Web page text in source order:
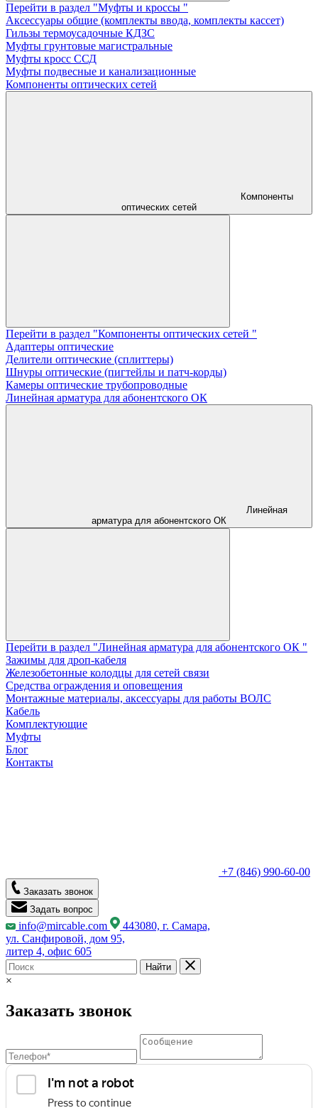
Перейти в раздел "Муфты и кроссы "
Аксессуары общие (комплекты ввода, комплекты кассет)
Гильзы термоусадочные КДЗС
Муфты грунтовые магистральные
Муфты кросс ССД
Муфты подвесные и канализационные
Компоненты оптических сетей
Компоненты
оптических сетей
Перейти в раздел "Компоненты оптических сетей "
Адаптеры оптические
Делители оптические (сплиттеры)
Шнуры оптические (пигтейлы и патч-корды)
Камеры оптические трубопроводные
Линейная арматура для абонентского ОК
Линейная
арматура для абонентского ОК
Перейти в раздел "Линейная арматура для абонентского ОК "
Зажимы для дроп-кабеля
Железобетонные колодцы для сетей связи
Средства ограждения и оповещения
Монтажные материалы, аксессуары для работы ВОЛС
Кабель
Комплектующие
Муфты
Блог
Контакты
+7 (846) 990-60-00
Заказать звонок
Задать вопрос
info@mircable.com
443080, г. Самара,
ул. Санфировой, дом 95,
литер 4, офис 605
Найти
×
Заказать звонок